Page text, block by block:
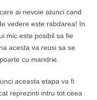
ai nevoie atunci cand
vedere este rabdarea! In
mic este posibil sa fie
acesta va reusi sa se
cu mandrie.
aceasta etapa va fi
reprezinti intru tot ceea